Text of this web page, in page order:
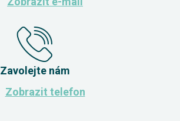
Zavolejte nám
Zobrazit telefon